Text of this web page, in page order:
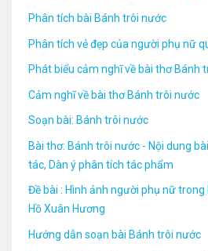
Phân tích bài Bánh trôi nước
Phân tích vẻ đẹp của người phụ nữ
Phát biểu cảm nghĩ về bài thơ Bánh
Cảm nghĩ về bài thơ Bánh trôi nước
Soạn bài: Bánh trôi nước
Bài thơ: Bánh trôi nước - Nội dung
tác, Dàn ý phân tích tác phẩm
Đề bài : Hình ảnh người phụ nữ trong
Hồ Xuân Hương
Hướng dẫn soạn bài Bánh trôi nước